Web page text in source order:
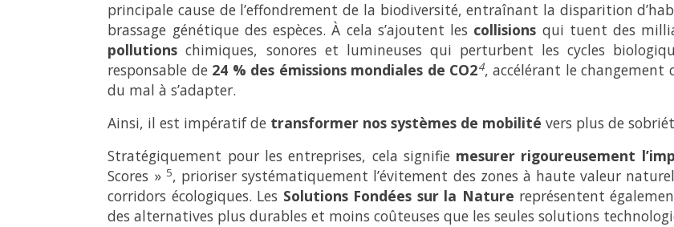
principale cause de l’effondrement de la biodiversité, entraînant la disparition
brassage génétique des espèces. À cela s’ajoutent les collisions qui tuent des
pollutions chimiques, sonores et lumineuses qui perturbent les cycles
responsable de 24 % des émissions mondiales de CO24, accélérant le
du mal à s’adapter.
Ainsi, il est impératif de transformer nos systèmes de mobilité vers plus de
Stratégiquement pour les entreprises, cela signifie mesurer rigoureusement
Scores » 5, prioriser systématiquement l’évitement des zones à haute valeur
corridors écologiques. Les Solutions Fondées sur la Nature représentent
des alternatives plus durables et moins coûteuses que les seules solutions